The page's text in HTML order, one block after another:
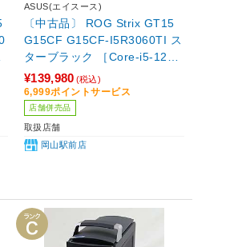
ASUS(エイスース)
〔中古品〕 ROG Strix GT15
G15CF G15CF-I5R3060TI ス
ターブラック ［Core-i5-1240
0F (2.5GHz)／16GB／SSD51
2GB／GeForce RTX 3060Ti
(8GB)／Windows11 Home］
¥139,980 (税込)
6,999ポイントサービス
店舗併売品
取扱店舗
岡山駅前店